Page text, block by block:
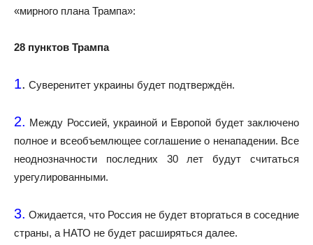
«мирного плана Трампа»:
28 пунктов Трампа
1. Суверенитет украины будет подтверждён.
2. Между Россией, украиной и Европой будет заключено
полное и всеобъемлющее соглашение о ненападении. Все
неоднозначности последних 30 лет будут считаться
урегулированными.
3. Ожидается, что Россия не будет вторгаться в соседние
страны, а НАТО не будет расширяться далее.